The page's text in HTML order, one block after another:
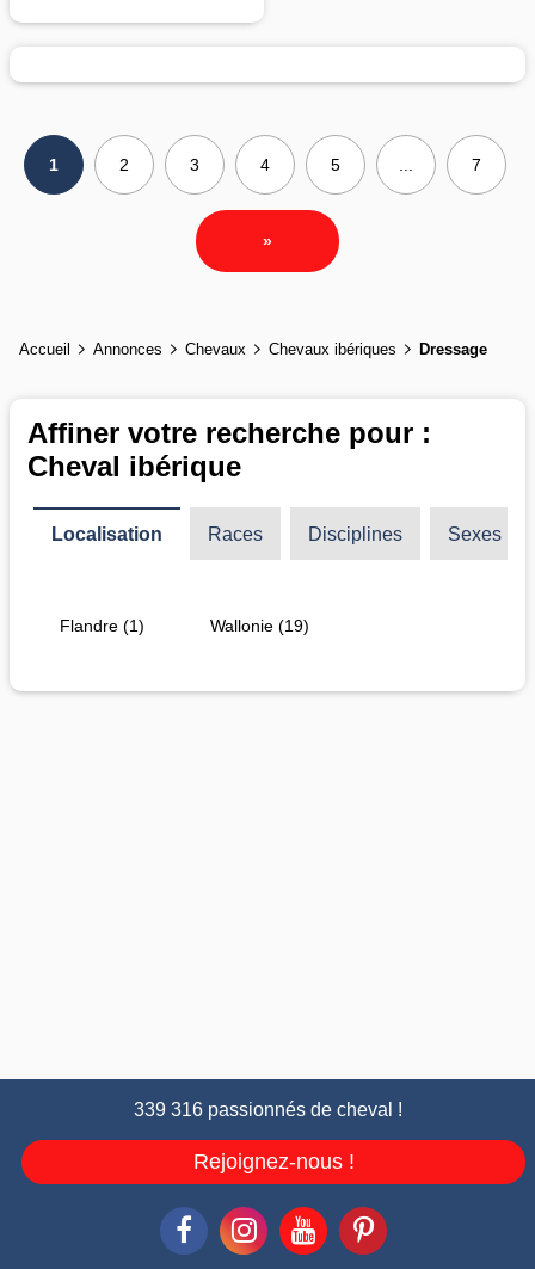
1 2 3 4 5 ... 7
»
Accueil Annonces Chevaux Chevaux ibériques Dressage
Affiner votre recherche pour :
Cheval ibérique
Localisation Races Disciplines Sexes
Flandre (1) Wallonie (19)
339 316 passionnés de cheval !
Rejoignez-nous !